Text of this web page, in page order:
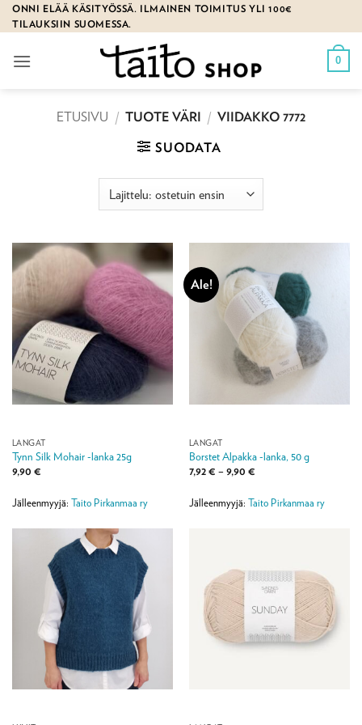
Skip
to
ONNI ELÄÄ KÄSITYÖSSÄ. ILMAINEN TOIMITUS YLI 100€
TILAUKSIIN SUOMESSA.
0
ETUSIVU / TUOTE VÄRI / VIIDAKKO 7772
SUODATA
LANGAT
Tynn Silk Mohair -lanka 25g
9,90 €
Jälleenmyyjä: Taito Pirkanmaa ry
Ale!
LANGAT
Borstet Alpakka -lanka, 50 g
7,92€ – 9,90 €Hintaluokka:
9,90 €
Jälleenmyyjä: Taito Pirkanmaa ry